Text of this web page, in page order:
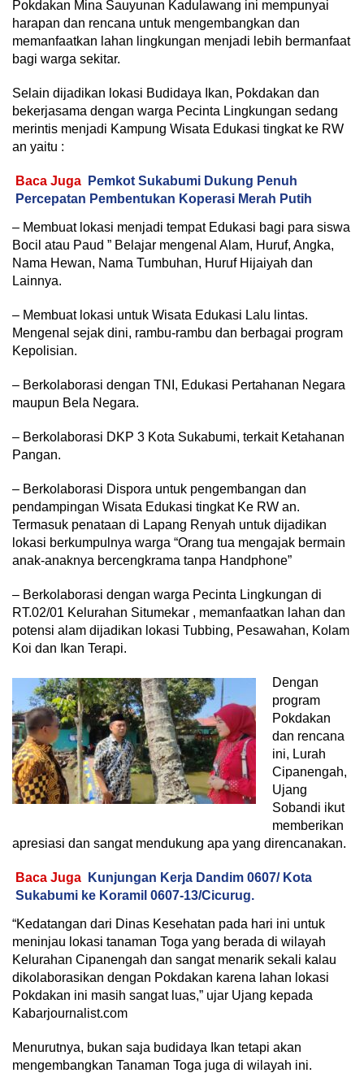
Pokdakan Mina Sauyunan Kadulawang ini mempunyai
harapan dan rencana untuk mengembangkan dan
memanfaatkan lahan lingkungan menjadi lebih bermanfaat
bagi warga sekitar.
Selain dijadikan lokasi Budidaya Ikan, Pokdakan dan
bekerjasama dengan warga Pecinta Lingkungan sedang
merintis menjadi Kampung Wisata Edukasi tingkat ke RW
an yaitu :
Baca Juga
Pemkot Sukabumi Dukung Penuh
Percepatan Pembentukan Koperasi Merah Putih
– Membuat lokasi menjadi tempat Edukasi bagi para siswa
Bocil atau Paud ” Belajar mengenal Alam, Huruf, Angka,
Nama Hewan, Nama Tumbuhan, Huruf Hijaiyah dan
Lainnya.
– Membuat lokasi untuk Wisata Edukasi Lalu lintas.
Mengenal sejak dini, rambu-rambu dan berbagai program
Kepolisian.
– Berkolaborasi dengan TNI, Edukasi Pertahanan Negara
maupun Bela Negara.
– Berkolaborasi DKP 3 Kota Sukabumi, terkait Ketahanan
Pangan.
– Berkolaborasi Dispora untuk pengembangan dan
pendampingan Wisata Edukasi tingkat Ke RW an.
Termasuk penataan di Lapang Renyah untuk dijadikan
lokasi berkumpulnya warga “Orang tua mengajak bermain
anak-anaknya bercengkrama tanpa Handphone”
– Berkolaborasi dengan warga Pecinta Lingkungan di
RT.02/01 Kelurahan Situmekar , memanfaatkan lahan dan
potensi alam dijadikan lokasi Tubbing, Pesawahan, Kolam
Koi dan Ikan Terapi.
Dengan
program
Pokdakan
dan rencana
ini, Lurah
Cipanengah,
Ujang
Sobandi ikut
memberikan
apresiasi dan sangat mendukung apa yang direncanakan.
Baca Juga
Kunjungan Kerja Dandim 0607/ Kota
Sukabumi ke Koramil 0607-13/Cicurug.
“Kedatangan dari Dinas Kesehatan pada hari ini untuk
meninjau lokasi tanaman Toga yang berada di wilayah
Kelurahan Cipanengah dan sangat menarik sekali kalau
dikolaborasikan dengan Pokdakan karena lahan lokasi
Pokdakan ini masih sangat luas,” ujar Ujang kepada
Kabarjournalist.com
Menurutnya, bukan saja budidaya Ikan tetapi akan
mengembangkan Tanaman Toga juga di wilayah ini.